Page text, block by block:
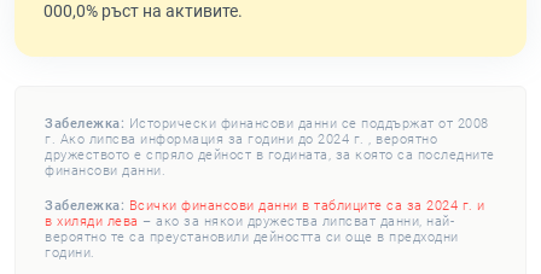
000,0% ръст на активите.
Забележка: Исторически финансови данни се поддържат от 2008
г. Ако липсва информация за години до 2024 г. , вероятно
дружеството е спряло дейност в годината, за която са последните
финансови данни.
Забележка: Всички финансови данни в таблиците са за 2024 г. и
в хиляди лева – ако за някои дружества липсват данни, най-
вероятно те са преустановили дейността си още в предходни
години.